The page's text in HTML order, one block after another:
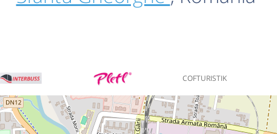
COFTURISTIK